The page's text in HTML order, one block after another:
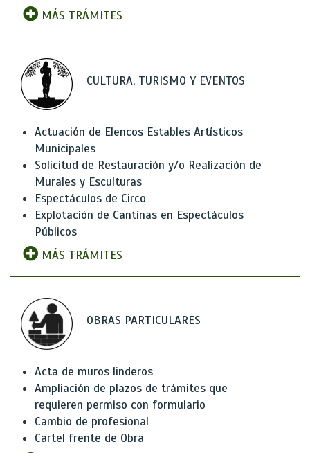
MÁS TRÁMITES
CULTURA, TURISMO Y EVENTOS
Actuación de Elencos Estables Artísticos
Municipales
Solicitud de Restauración y/o Realización de
Murales y Esculturas
Espectáculos de Circo
Explotación de Cantinas en Espectáculos
Públicos
MÁS TRÁMITES
OBRAS PARTICULARES
Acta de muros linderos
Ampliación de plazos de trámites que
requieren permiso con formulario
Cambio de profesional
Cartel frente de Obra